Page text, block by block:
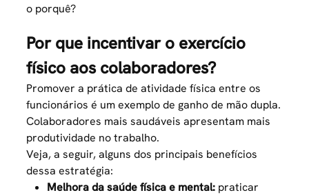
o porquê?
Por que incentivar o exercício
físico aos colaboradores?
Promover a prática de atividade física entre os
funcionários é um exemplo de ganho de mão dupla.
Colaboradores mais saudáveis apresentam mais
produtividade no trabalho.
Veja, a seguir, alguns dos principais benefícios
dessa estratégia:
Melhora da saúde física e mental: praticar